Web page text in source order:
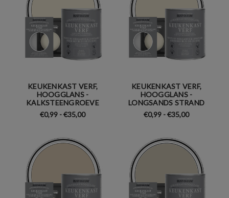
KEUKENKAST VERF,
HOOGGLANS -
KALKSTEENGROEVE
€0,99 - €35,00
KEUKENKAST VERF,
HOOGGLANS -
LONGSANDS STRAND
€0,99 - €35,00